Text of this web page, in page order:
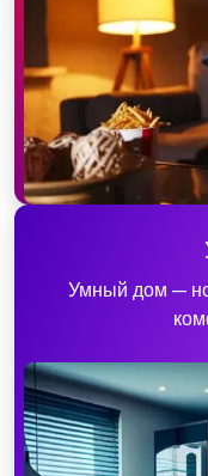
Умный дом —